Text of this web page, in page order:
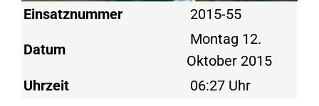
Einsatznummer 2015-55
Datum
Montag 12.
Oktober 2015
Uhrzeit
06:27 Uhr